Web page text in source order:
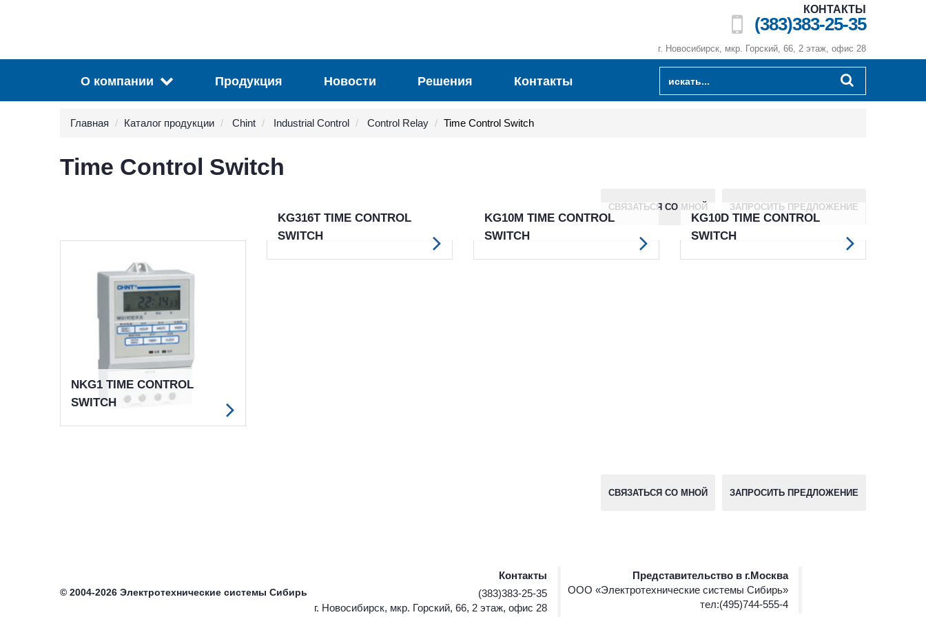
КОНТАКТЫ
(383)383-25-35
г. Новосибирск, мкр. Горский, 66, 2 этаж, офис 28
О компании Продукция Новости Решения Контакты
Главная Каталог продукции Chint Industrial Control Control Relay Time Control Switch
Time Control Switch
ЗАПРОСИТЬ ПРЕДЛОЖЕНИЕ
СВЯЗАТЬСЯ СО МНОЙ
NKG1 TIME CONTROL
SWITCH
KG316T TIME CONTROL
SWITCH
KG10M TIME CONTROL
SWITCH
KG10D TIME CONTROL
SWITCH
ЗАПРОСИТЬ ПРЕДЛОЖЕНИЕ
СВЯЗАТЬСЯ СО МНОЙ
© 2004-2026 Электротехнические системы Сибирь
Контакты
(383)383-25-35
г. Новосибирск, мкр. Горский, 66, 2 этаж, офис 28
Представительство в г.Москва
ООО «Электротехнические системы Сибирь»
тел:(495)744-555-4